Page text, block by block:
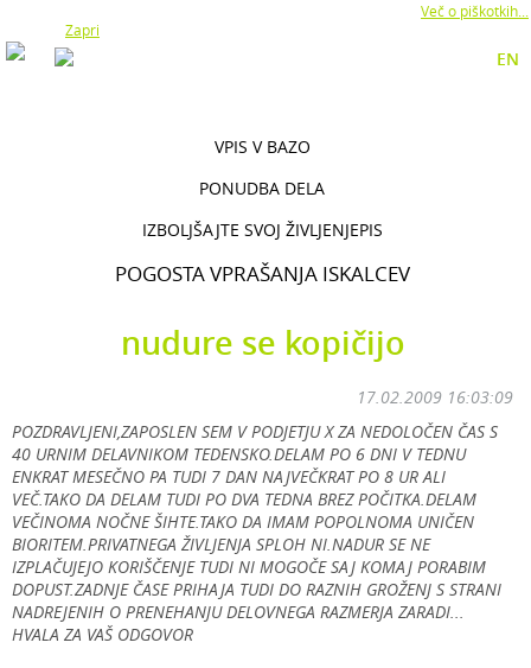
Več o piškotkih...
Zapri
EN
VPIS V BAZO
PONUDBA DELA
IZBOLJŠAJTE SVOJ ŽIVLJENJEPIS
POGOSTA VPRAŠANJA ISKALCEV
nudure se kopičijo
17.02.2009 16:03:09
POZDRAVLJENI,ZAPOSLEN SEM V PODJETJU X ZA NEDOLOČEN ČAS S
40 URNIM DELAVNIKOM TEDENSKO.DELAM PO 6 DNI V TEDNU
ENKRAT MESEČNO PA TUDI 7 DAN NAJVEČKRAT PO 8 UR ALI
VEČ.TAKO DA DELAM TUDI PO DVA TEDNA BREZ POČITKA.DELAM
VEČINOMA NOČNE ŠIHTE.TAKO DA IMAM POPOLNOMA UNIČEN
BIORITEM.PRIVATNEGA ŽIVLJENJA SPLOH NI.NADUR SE NE
IZPLAČUJEJO KORIŠČENJE TUDI NI MOGOČE SAJ KOMAJ PORABIM
DOPUST.ZADNJE ČASE PRIHAJA TUDI DO RAZNIH GROŽENJ S STRANI
NADREJENIH O PRENEHANJU DELOVNEGA RAZMERJA ZARADI...
HVALA ZA VAŠ ODGOVOR